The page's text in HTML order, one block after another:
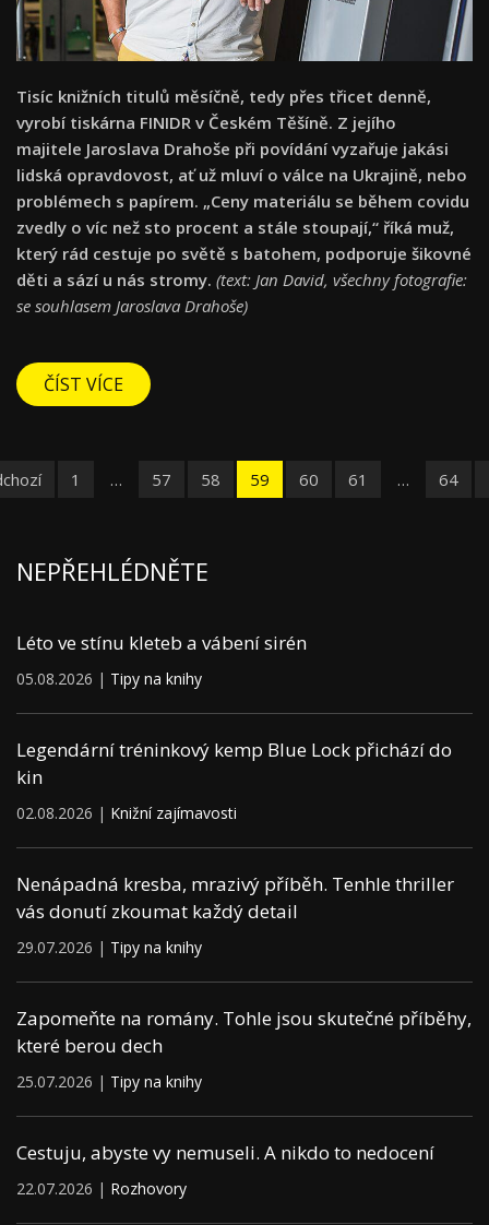
Tisíc knižních titulů měsíčně, tedy přes třicet denně,
vyrobí tiskárna FINIDR v Českém Těšíně. Z jejího
majitele Jaroslava Drahoše při povídání vyzařuje jakási
lidská opravdovost, ať už mluví o válce na Ukrajině, nebo
problémech s papírem. „Ceny materiálu se během covidu
zvedly o víc než sto procent a stále stoupají,“ říká muž,
který rád cestuje po světě s batohem, podporuje šikovné
děti a sází u nás stromy. (text: Jan David, všechny fotografie:
se souhlasem Jaroslava Drahoše)
ČÍST VÍCE
1 … 57 58 59 60 61 … 64
NEPŘEHLÉDNĚTE
Léto ve stínu kleteb a vábení sirén
05.08.2026 | Tipy na knihy
Legendární tréninkový kemp Blue Lock přichází do
kin
02.08.2026 | Knižní zajímavosti
Nenápadná kresba, mrazivý příběh. Tenhle thriller
vás donutí zkoumat každý detail
29.07.2026 | Tipy na knihy
Zapomeňte na romány. Tohle jsou skutečné příběhy,
které berou dech
25.07.2026 | Tipy na knihy
Cestuju, abyste vy nemuseli. A nikdo to nedocení
22.07.2026 | Rozhovory